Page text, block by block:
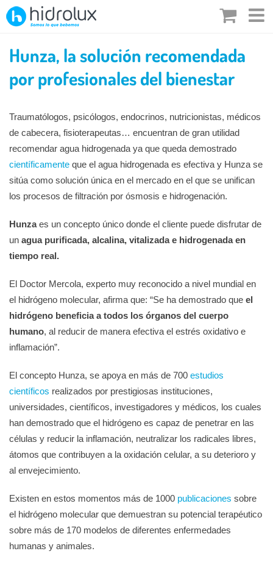
Saltar
Hunza, la solución recomendada
por profesionales del bienestar
Traumatólogos, psicólogos, endocrinos, nutricionistas, médicos
de cabecera, fisioterapeutas… encuentran de gran utilidad
recomendar agua hidrogenada ya que queda demostrado
científicamente que el agua hidrogenada es efectiva y Hunza se
sitúa como solución única en el mercado en el que se unifican
los procesos de filtración por ósmosis e hidrogenación.
Hunzaes un concepto único donde el cliente puede disfrutar de
un agua purificada, alcalina, vitalizada e hidrogenada en
tiempo real.
El Doctor Mercola, experto muy reconocido a nivel mundial en
el hidrógeno molecular, afirma que: “Se ha demostrado que el
hidrógeno beneficia a todos los órganos del cuerpo
humano, al reducir de manera efectiva el estrés oxidativo e
inflamación”.
El concepto Hunza, se apoya en más de 700 estudios
científicos realizados por prestigiosas instituciones,
universidades, científicos, investigadores y médicos, los cuales
han demostrado que el hidrógeno es capaz de penetrar en las
células y reducir la inflamación, neutralizar los radicales libres,
átomos que contribuyen a la oxidación celular, a su deterioro y
al envejecimiento.
Existen en estos momentos más de 1000 publicaciones sobre
el hidrógeno molecular que demuestran su potencial terapéutico
sobre más de 170 modelos de diferentes enfermedades
humanas y animales.